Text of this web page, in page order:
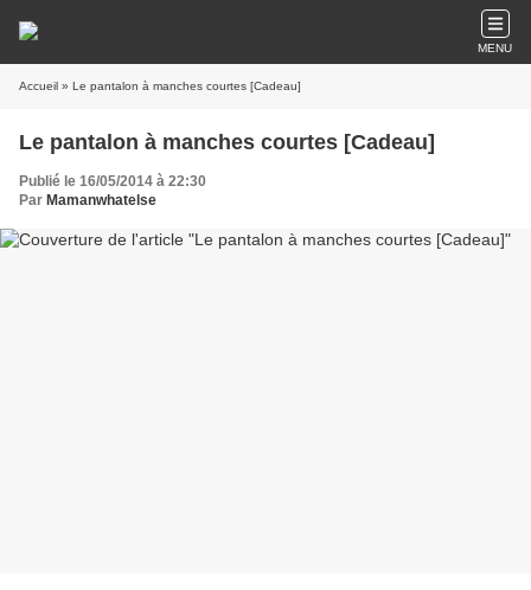
MENU
Accueil » Le pantalon à manches courtes [Cadeau]
Le pantalon à manches courtes [Cadeau]
Publié le 16/05/2014 à 22:30
Par Mamanwhatelse